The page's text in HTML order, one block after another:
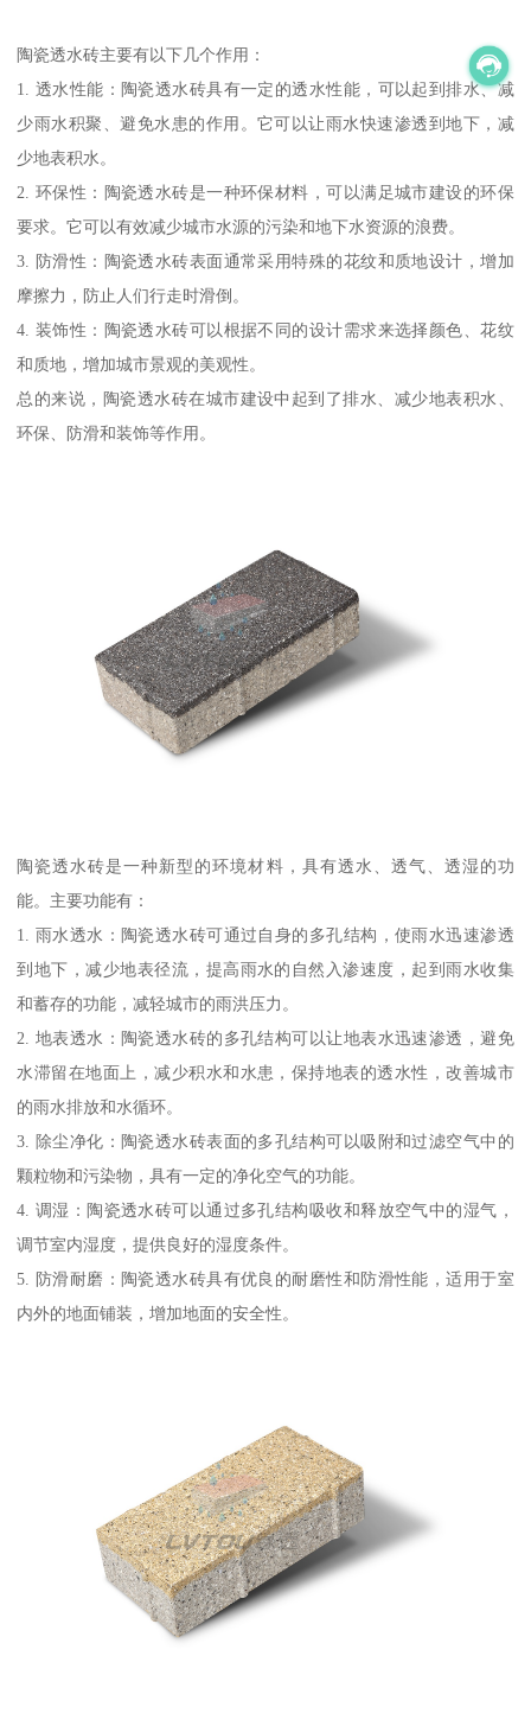
陶瓷透水砖主要有以下几个作用：
1. 透水性能：陶瓷透水砖具有一定的透水性能，可以起到排水、减
少雨水积聚、避免水患的作用。它可以让雨水快速渗透到地下，减
少地表积水。
2. 环保性：陶瓷透水砖是一种环保材料，可以满足城市建设的环保
要求。它可以有效减少城市水源的污染和地下水资源的浪费。
3. 防滑性：陶瓷透水砖表面通常采用特殊的花纹和质地设计，增加
摩擦力，防止人们行走时滑倒。
4. 装饰性：陶瓷透水砖可以根据不同的设计需求来选择颜色、花纹
和质地，增加城市景观的美观性。
总的来说，陶瓷透水砖在城市建设中起到了排水、减少地表积水、
环保、防滑和装饰等作用。
陶瓷透水砖是一种新型的环境材料，具有透水、透气、透湿的功
能。主要功能有：
1. 雨水透水：陶瓷透水砖可通过自身的多孔结构，使雨水迅速渗透
到地下，减少地表径流，提高雨水的自然入渗速度，起到雨水收集
和蓄存的功能，减轻城市的雨洪压力。
2. 地表透水：陶瓷透水砖的多孔结构可以让地表水迅速渗透，避免
水滞留在地面上，减少积水和水患，保持地表的透水性，改善城市
的雨水排放和水循环。
3. 除尘净化：陶瓷透水砖表面的多孔结构可以吸附和过滤空气中的
颗粒物和污染物，具有一定的净化空气的功能。
4. 调湿：陶瓷透水砖可以通过多孔结构吸收和释放空气中的湿气，
调节室内湿度，提供良好的湿度条件。
5. 防滑耐磨：陶瓷透水砖具有优良的耐磨性和防滑性能，适用于室
内外的地面铺装，增加地面的安全性。